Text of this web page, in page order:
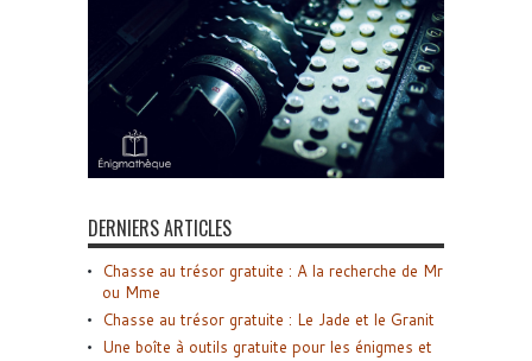
DERNIERS ARTICLES
Chasse au trésor gratuite : A la recherche de Mr
ou Mme
Chasse au trésor gratuite : Le Jade et le Granit
Une boîte à outils gratuite pour les énigmes et